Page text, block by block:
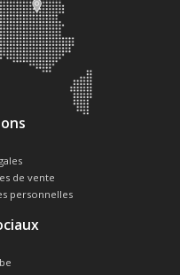
de vente
personnelles